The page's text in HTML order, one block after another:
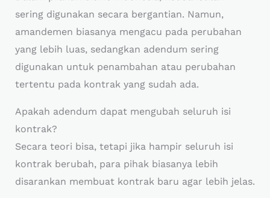
sering digunakan secara bergantian. Namun,
amandemen biasanya mengacu pada perubahan
yang lebih luas, sedangkan adendum sering
digunakan untuk penambahan atau perubahan
tertentu pada kontrak yang sudah ada.
Apakah adendum dapat mengubah seluruh isi
kontrak?
Secara teori bisa, tetapi jika hampir seluruh isi
kontrak berubah, para pihak biasanya lebih
disarankan membuat kontrak baru agar lebih jelas.